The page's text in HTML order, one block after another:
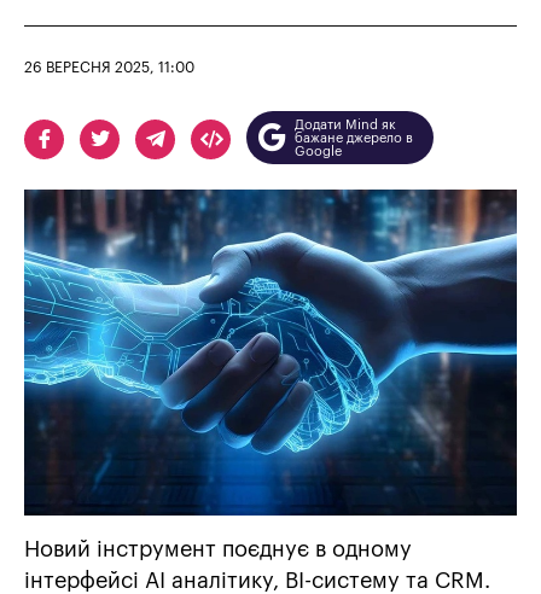
26 ВЕРЕСНЯ 2025, 11:00
Додати Mind як
бажане джерело в
Google
Новий інструмент поєднує в одному
інтерфейсі АІ аналітику, BI-систему та CRM.